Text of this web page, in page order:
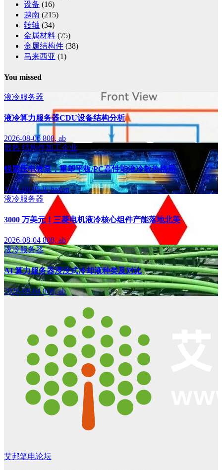
设备 (16)
越南 (215)
转轴 (34)
金属材料 (75)
金属结构件 (38)
马来西亚 (1)
You missed
液冷服务器
液冷算力服务器CDU设备结构分析
2026-08-06808, ab
散热 结构件加工企业
锐盟压电微泵，重塑平板/PC高性能液冷散热格局
2026-08-05li, hailan
液冷服务器
3000 万美元！三菱电机液冷核心组件产能落地北美
2026-08-04 808, ab
液冷服务器
AI 算力服务器浸没式冷却液种类及对比
2026-08-04808, ab
艾邦笔电论坛